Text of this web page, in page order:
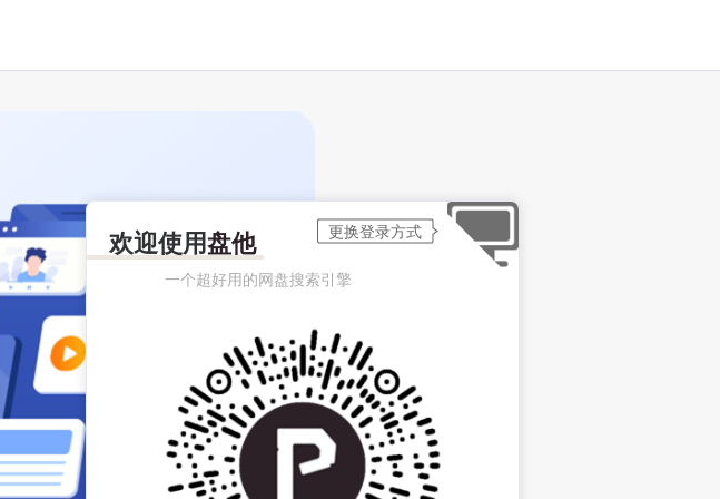
欢迎使用盘他
一个超好用的网盘搜索引擎